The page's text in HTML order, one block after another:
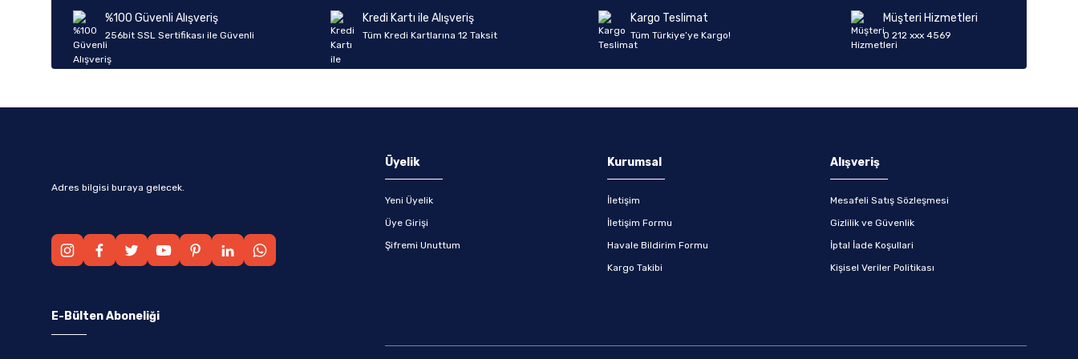
Ürün fiyatı diğer sitelerden daha pahalı.
Bu ürüne benzer farklı alternatifler olmalı.
%100 Güvenli Alışveriş
256bit SSL Sertifikası ile Güvenli
Kredi Kartı ile Alışveriş
Tüm Kredi Kartlarına 12 Taksit
Kargo Teslimat
Tüm Türkiye’ye Kargo!
Müşteri Hizmetleri
0 212 xxx 4569
Adres bilgisi buraya gelecek.
Üyelik
Yeni Üyelik
Üye Girişi
Şifremi Unuttum
Kurumsal
İletişim
İletişim Formu
Havale Bildirim Formu
Kargo Takibi
Alışveriş
Mesafeli Satış Sözleşmesi
Gizlilik ve Güvenlik
İptal İade Koşullari
Kişisel Veriler Politikası
E-Bülten Aboneliği